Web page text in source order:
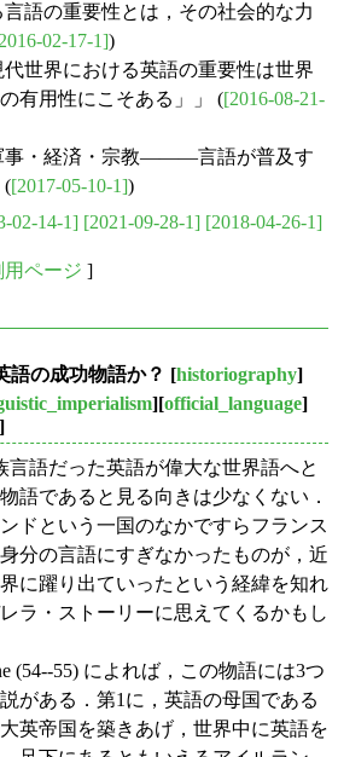
語の重要性とは，その社会的な力
02-17-1])
世界における英語の重要性は世界
有用性にこそある」」 ([2016-08-21-
事・経済・宗教―――言語が普及す
([2017-05-10-1])
02-14-1] [2021-09-28-1] [2018-04-26-1]
用ページ ]
語の成功物語か？ [historiography]
][official_language]
]
語だった英語が偉大な世界語へと
語であると見る向きは少なくない．
ドという一国のなかですらフランス
分の言語にすぎなかったものが，近
に躍り出ていったという経緯を知れ
ラ・ストーリーに思えてくるかもし
(54--55) によれば，この物語には3つ
がある．第1に，英語の母国である
英帝国を築きあげ，世界中に英語を